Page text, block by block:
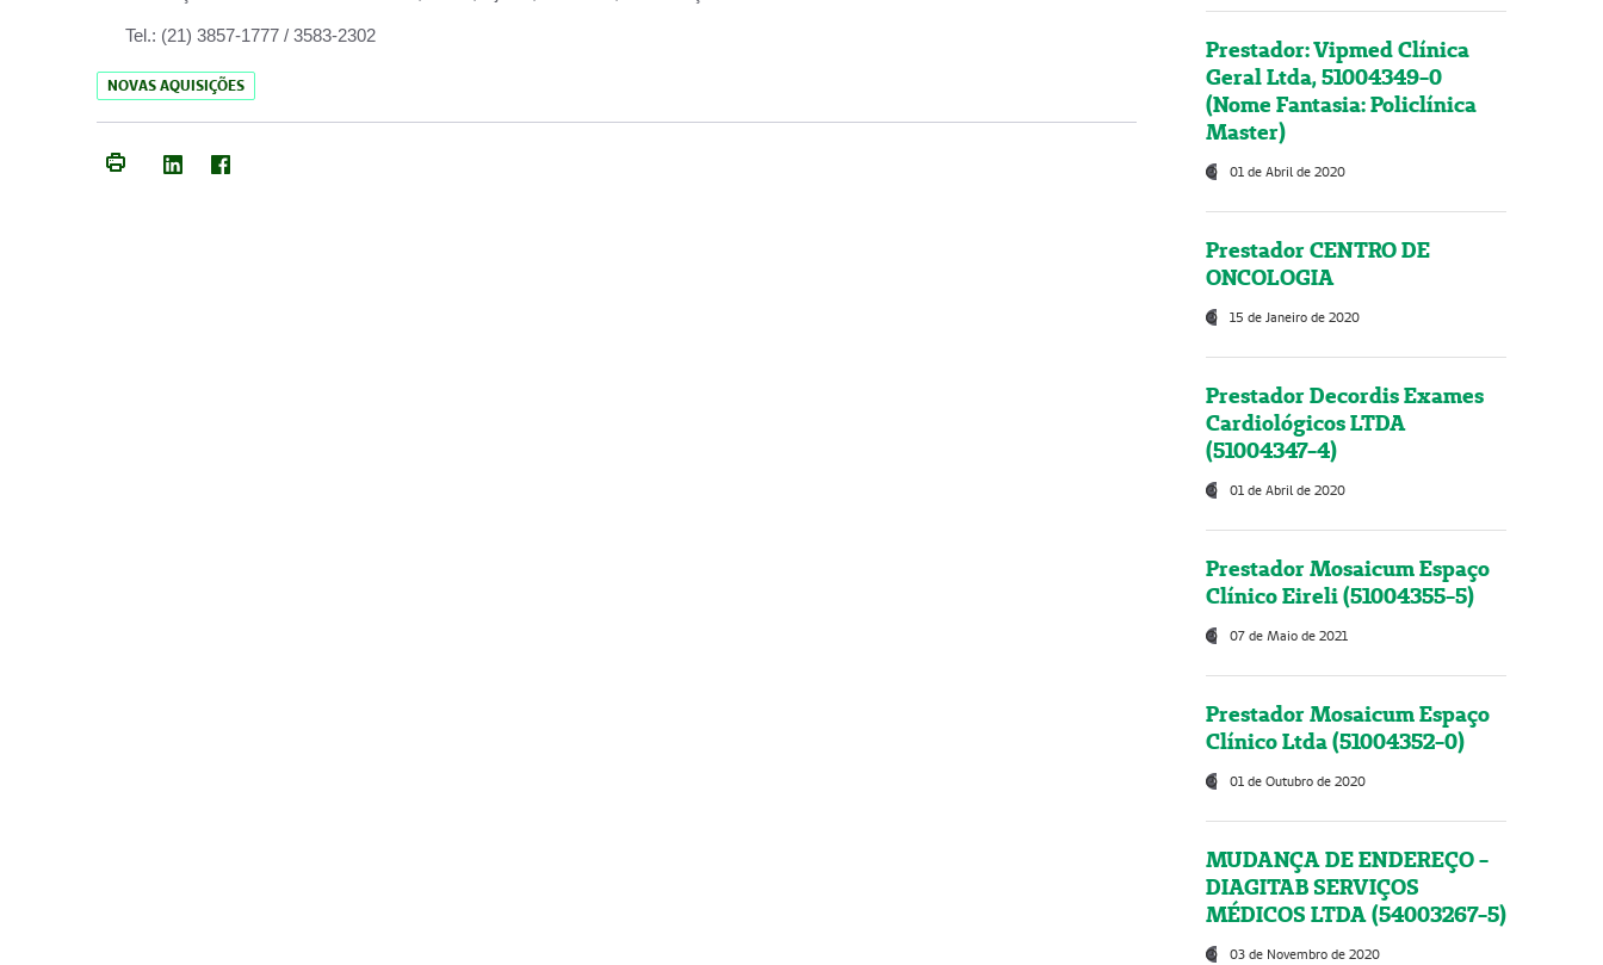
Tel.: (21) 3857-1777 / 3583-2302
NOVAS AQUISIÇÕES
Prestador: Vipmed Clínica
Geral Ltda, 51004349-0
(Nome Fantasia: Policlínica
Master)
01 de Abril de 2020
Prestador CENTRO DE
ONCOLOGIA
15 de Janeiro de 2020
Prestador Decordis Exames
Cardiológicos LTDA
(51004347-4)
01 de Abril de 2020
Prestador Mosaicum Espaço
Clínico Eireli (51004355-5)
07 de Maio de 2021
Prestador Mosaicum Espaço
Clínico Ltda (51004352-0)
01 de Outubro de 2020
MUDANÇA DE ENDEREÇO -
DIAGITAB SERVIÇOS
MÉDICOS LTDA (54003267-5)
03 de Novembro de 2020